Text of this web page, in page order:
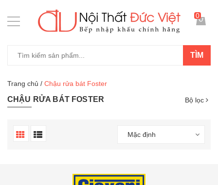
TÌM
0
Trang chủ / Chậu rửa bát Foster
CHẬU RỬA BÁT FOSTER Bộ lọc
Mặc định